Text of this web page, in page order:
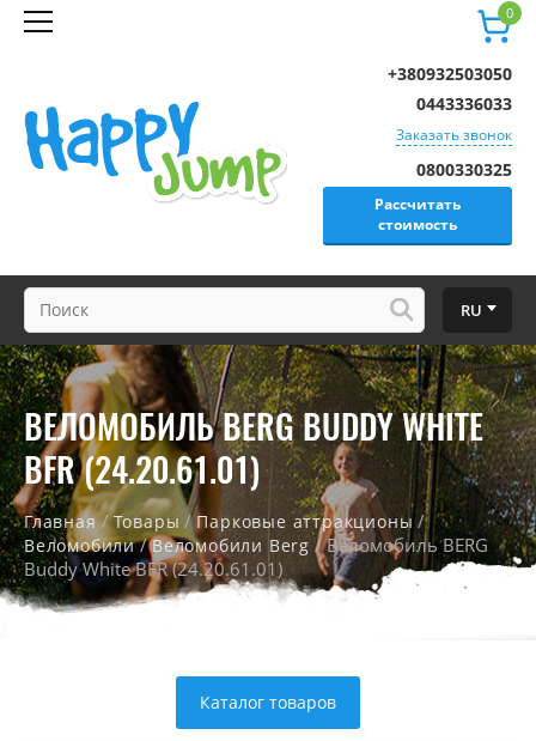
0
0800330325
Рассчитать
стоимость
+380932503050
0443336033
Заказать звонок
RU
ВЕЛОМОБИЛЬ BERG BUDDY WHITE
BFR (24.20.61.01)
Главная/Товары /Парковые аттракционы /
Веломобили/Веломобили Berg / Веломобиль BERG
Buddy White BFR (24.20.61.01)
Каталог товаров